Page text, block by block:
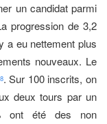
un candidat parmi
progression de 3,2
a eu nettement plus
nouveaux. Le
. Sur 100 inscrits, on
deux tours par un
ont été des non